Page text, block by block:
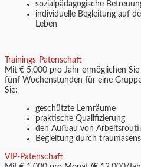
sozialpädagogische
individuelle Begleitung auf
Leben
Trainings-Patenschaft
Mit € 5.000 pro Jahr ermöglichen
fünf Wochenstunden für eine
Sie:
geschützte Lernräume
praktische Qualifizierung
den Aufbau von
Begleitung durch
VIP-Patenschaft